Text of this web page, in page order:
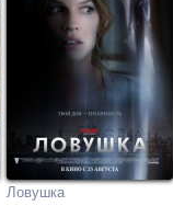
Ловушка